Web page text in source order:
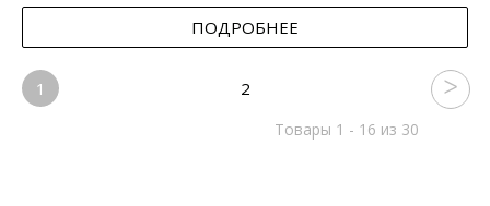
ПОДРОБНЕЕ
1 2
Товары 1 - 16 из 30